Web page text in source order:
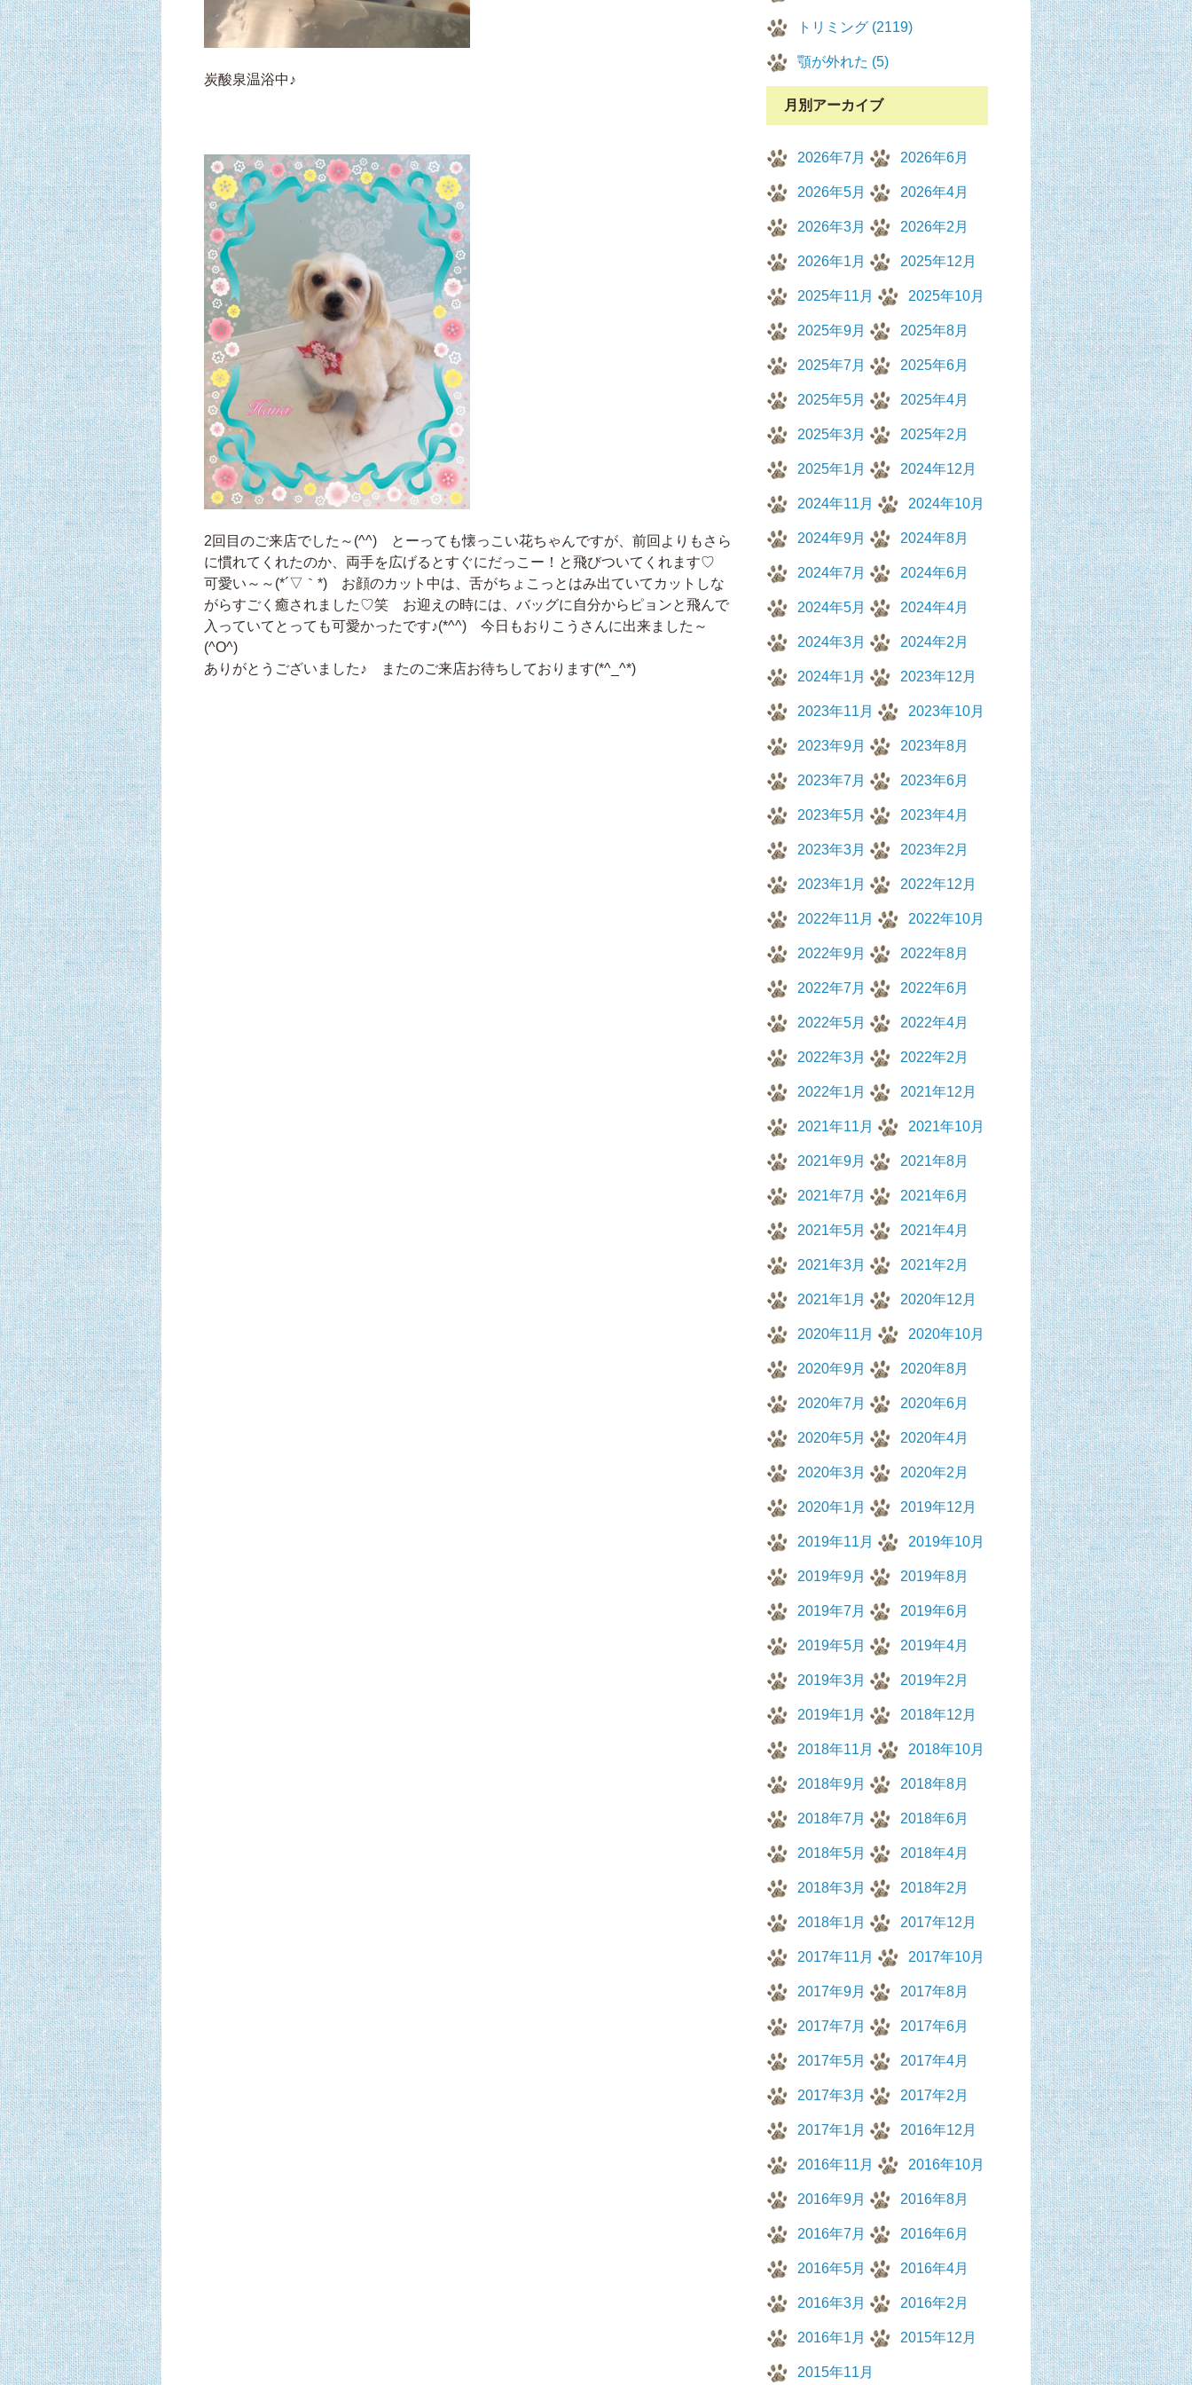
炭酸泉温浴中♪
2回目のご来店でした～(^^) とーっても懐っこい花ちゃんですが、前回よりもさら
に慣れてくれたのか、両手を広げるとすぐにだっこー！と飛びついてくれます♡
可愛い～～(*´▽｀*) お顔のカット中は、舌がちょこっとはみ出ていてカットしな
がらすごく癒されました♡笑 お迎えの時には、バッグに自分からピョンと飛んで
入っていてとっても可愛かったです♪(*^^) 今日もおりこうさんに出来ました～
(^O^)
ありがとうございました♪ またのご来店お待ちしております(*^_^*)
トリミング (2119)
顎が外れた (5)
月別アーカイブ
2026年7月 2026年6月
2026年5月 2026年4月
2026年3月 2026年2月
2026年1月 2025年12月
2025年11月 2025年10月
2025年9月 2025年8月
2025年7月 2025年6月
2025年5月 2025年4月
2025年3月 2025年2月
2025年1月 2024年12月
2024年11月 2024年10月
2024年9月 2024年8月
2024年7月 2024年6月
2024年5月 2024年4月
2024年3月 2024年2月
2024年1月 2023年12月
2023年11月 2023年10月
2023年9月 2023年8月
2023年7月 2023年6月
2023年5月 2023年4月
2023年3月 2023年2月
2023年1月 2022年12月
2022年11月 2022年10月
2022年9月 2022年8月
2022年7月 2022年6月
2022年5月 2022年4月
2022年3月 2022年2月
2022年1月 2021年12月
2021年11月 2021年10月
2021年9月 2021年8月
2021年7月 2021年6月
2021年5月 2021年4月
2021年3月 2021年2月
2021年1月 2020年12月
2020年11月 2020年10月
2020年9月 2020年8月
2020年7月 2020年6月
2020年5月 2020年4月
2020年3月 2020年2月
2020年1月 2019年12月
2019年11月 2019年10月
2019年9月 2019年8月
2019年7月 2019年6月
2019年5月 2019年4月
2019年3月 2019年2月
2019年1月 2018年12月
2018年11月 2018年10月
2018年9月 2018年8月
2018年7月 2018年6月
2018年5月 2018年4月
2018年3月 2018年2月
2018年1月 2017年12月
2017年11月 2017年10月
2017年9月 2017年8月
2017年7月 2017年6月
2017年5月 2017年4月
2017年3月 2017年2月
2017年1月 2016年12月
2016年11月 2016年10月
2016年9月 2016年8月
2016年7月 2016年6月
2016年5月 2016年4月
2016年3月 2016年2月
2016年1月 2015年12月
2015年11月